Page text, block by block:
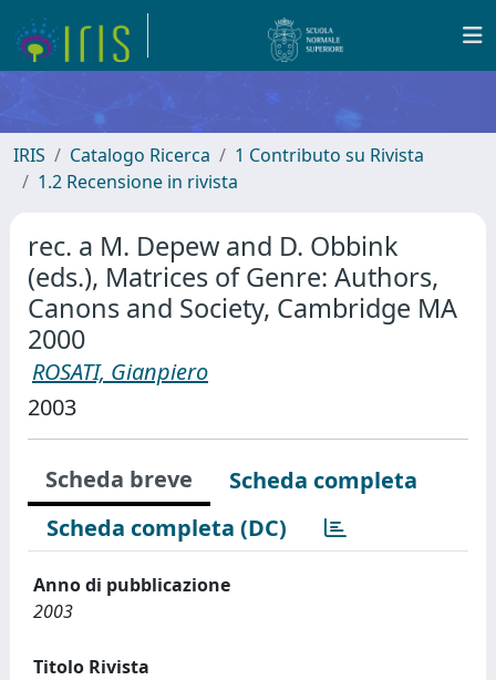
IRIS Catalogo Ricerca
1 Contributo su Rivista
1.2 Recensione in rivista
rec. a M. Depew and D. Obbink
(eds.), Matrices of Genre: Authors,
Canons and Society, Cambridge MA
2000
ROSATI, Gianpiero
2003
Scheda breve
Scheda completa
Scheda completa (DC)
Anno di pubblicazione
2003
Titolo Rivista